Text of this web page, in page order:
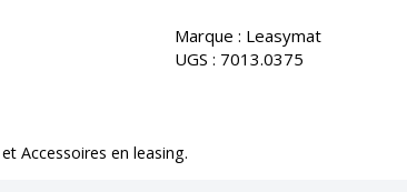
Marque : Leasymat
UGS : 7013.0375
Accessoires en leasing.